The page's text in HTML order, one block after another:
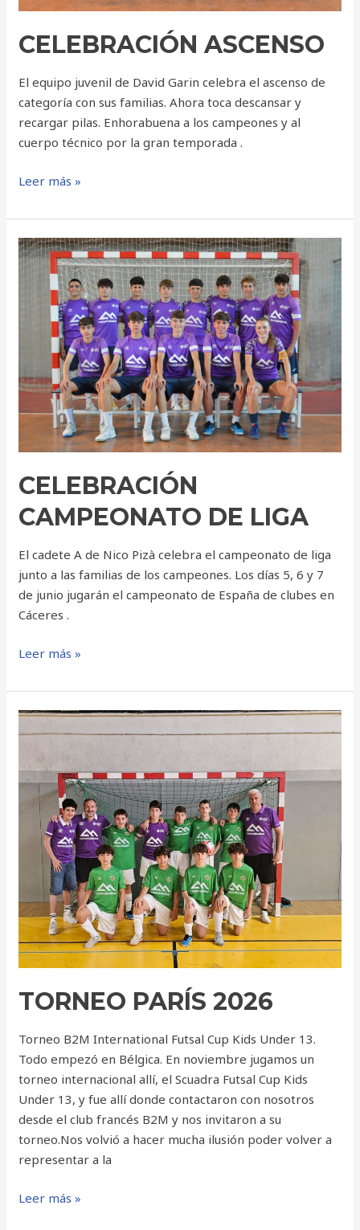
CELEBRACIÓN ASCENSO
El equipo juvenil de David Garin celebra el ascenso de
categoría con sus familias. Ahora toca descansar y
recargar pilas. Enhorabuena a los campeones y al
cuerpo técnico por la gran temporada .
Leer más »
CELEBRACIÓN
CAMPEONATO DE LIGA
El cadete A de Nico Pizà celebra el campeonato de liga
junto a las familias de los campeones. Los días 5, 6 y 7
de junio jugarán el campeonato de España de clubes en
Cáceres .
CELEBRACIÓN
CAMPEONATO
Leer más »
TORNEO PARÍS 2026
Torneo B2M International Futsal Cup Kids Under 13.
Todo empezó en Bélgica. En noviembre jugamos un
torneo internacional allí, el Scuadra Futsal Cup Kids
Under 13, y fue allí donde contactaron con nosotros
desde el club francés B2M y nos invitaron a su
torneo.Nos volvió a hacer mucha ilusión poder volver a
representar a la
TORNEO
PARÍS
2026
Leer más »